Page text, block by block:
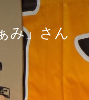
み」さん